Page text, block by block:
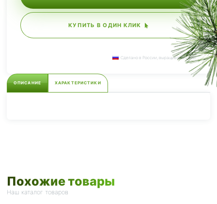
КУПИТЬ В ОДИН КЛИК
Сделано в России, выращиваем сами.
ОПИСАНИЕ ХАРАКТЕРИСТИКИ
Похожие товары
Наш каталог товаров